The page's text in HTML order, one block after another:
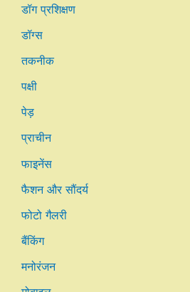
डॉग प्रशिक्षण
डॉग्स
तकनीक
पक्षी
पेड़
प्राचीन
फाइनेंस
फैशन और सौंदर्य
फोटो गैलरी
बैंकिंग
मनोरंजन